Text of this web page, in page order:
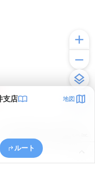
店 地図
ルート